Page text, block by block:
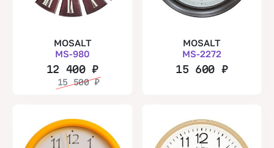
MOSALT
MS-980
12 400₽
15 500₽
MOSALT
MS-2272
15 600 ₽